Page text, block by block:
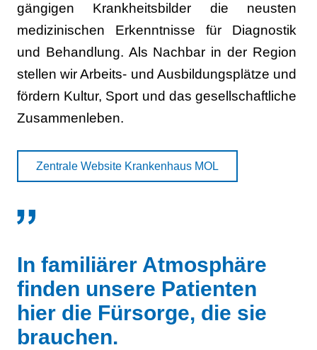
gängigen Krankheitsbilder die neusten
medizinischen Erkenntnisse für Diagnostik
und Behandlung. Als Nachbar in der Region
stellen wir Arbeits- und Ausbildungsplätze und
fördern Kultur, Sport und das gesellschaftliche
Zusammenleben.
Zentrale Website Krankenhaus MOL
In familiärer Atmosphäre
finden unsere Patienten
hier die Fürsorge, die sie
brauchen.